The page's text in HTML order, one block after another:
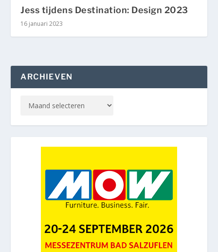
Jess tijdens Destination: Design 2023
16 januari 2023
ARCHIEVEN